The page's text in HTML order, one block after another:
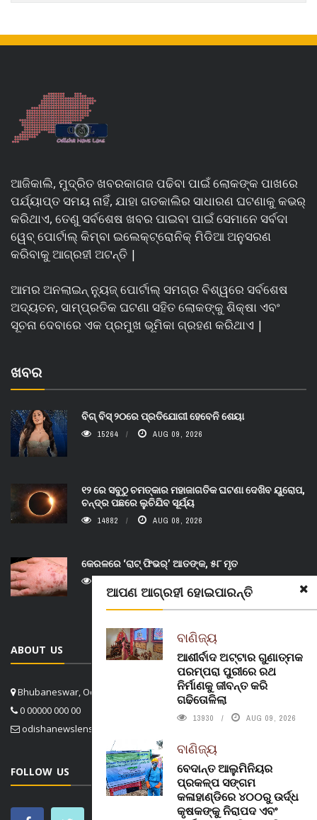
ଆପଣ ଆଗ୍ରହୀ ହୋଇପାରନ୍ତି
ବାଣିଜ୍ୟ
ଆଶୀର୍ବାଦ ଅଟ୍ଟାର ଗୁଣାତ୍ମକ
ପରମ୍ପରା ପୁରୀରେ ରଥ
ନିର୍ମାଣକୁ ଜୀବନ୍ତ କରି
ଗଢିତୋଳିଲା
13930 AUG 09, 2026
ବାଣିଜ୍ୟ
ବେଦାନ୍ତ ଆଲୁମିନିୟର
ପ୍ରକଳ୍ପ ସଙ୍ଗମ
କଳାହାଣ୍ଡିରେ ୪୦୦ରୁ ଉର୍ଦ୍ଧ
କୃଷକଙ୍କୁ ନିରାପଦ ଏବଂ
ଆଜିକାଲି, ମୁଦ୍ରିତ ଖବରକାଗଜ ପଢିବା ପାଇଁ ଲୋକଙ୍କ ପାଖରେ
ପର୍ଯ୍ୟାପ୍ତ ସମୟ ନାହିଁ, ଯାହା ଗତକାଲିର ସାଧାରଣ ଘଟଣାକୁ କଭର୍
କରିଥାଏ, ତେଣୁ ସର୍ବଶେଷ ଖବର ପାଇବା ପାଇଁ ସେମାନେ ସର୍ବଦା
ୱେବ୍ ପୋର୍ଟାଲ୍ କିମ୍ବା ଇଲେକ୍ଟ୍ରୋନିକ୍ ମିଡିଆ ଅନୁସରଣ
କରିବାକୁ ଆଗ୍ରହୀ ଅଟନ୍ତି |
ଆମର ଅନଲାଇନ୍ ନ୍ୟୁଜ୍ ପୋର୍ଟାଲ୍ ସମଗ୍ର ବିଶ୍ୱରେ ସର୍ବଶେଷ
ଅଦ୍ୟତନ, ସାମ୍ପ୍ରତିକ ଘଟଣା ସହିତ ଲୋକଙ୍କୁ ଶିକ୍ଷା ଏବଂ
ସୂଚନା ଦେବାରେ ଏକ ପ୍ରମୁଖ ଭୂମିକା ଗ୍ରହଣ କରିଥାଏ |
ଖବର
ବିଗ୍ ବିସ୍ ୨୦ରେ ପ୍ରତିଯୋଗୀ ହେବେନି ଶେୟା
15264 AUG 09, 2026
୧୨ ରେ ସବୁଠୁ ଚମତ୍କାର ମହାଜାଗତିକ ଘଟଣା ଦେଖିବ ୟୁରୋପ,
ଚନ୍ଦ୍ର ପଛରେ ଲୁଚିଯିବ ସୂର୍ଯ୍ୟ
14882 AUG 08, 2026
କେରଳରେ ‘ରାଟ୍ ଫିଭର୍’ ଆତଙ୍କ, ୫୮ ମୃତ
ABOUT US
Bhubaneswar, Odisha, India
0 00000 000 00
odishanewslens@gmail.com
FOLLOW US